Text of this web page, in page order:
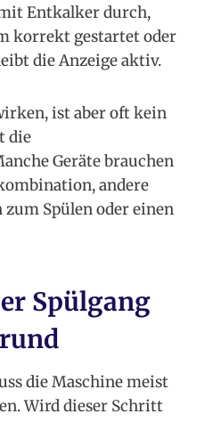
Entkalker durch,
korrekt gestartet oder
die Anzeige aktiv.
ist aber oft kein
die
Geräte brauchen
andere
Spülen oder einen
Spülgang
die Maschine meist
Wird dieser Schritt